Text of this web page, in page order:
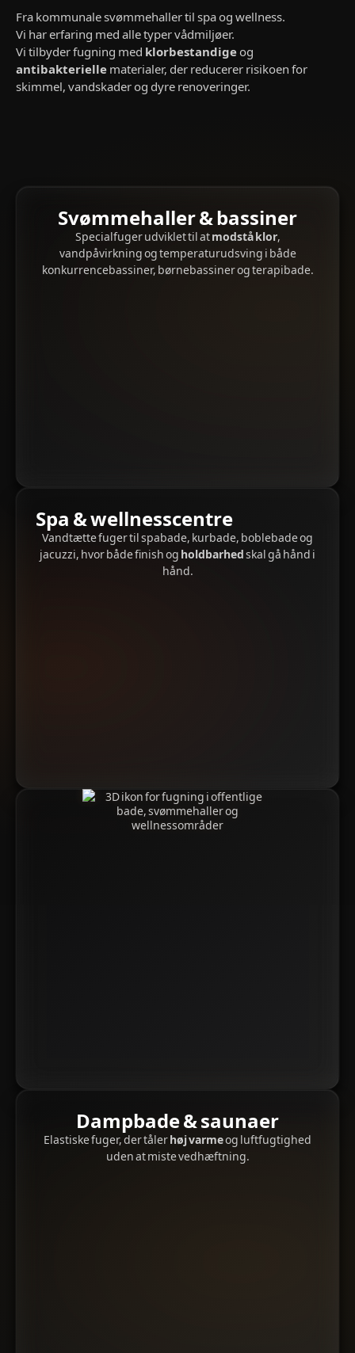
Fra kommunale svømmehaller til spa og wellness.
Vi har erfaring med alle typer vådmiljøer.
Vi tilbyder fugning med klorbestandige og
antibakterielle materialer, der reducerer risikoen for
skimmel, vandskader og dyre renoveringer.
Svømmehaller & bassiner
Specialfuger udviklet til atmodstå klor,
vandpåvirkning og temperaturudsving i både
konkurrencebassiner, børnebassiner og terapibade.
Spa & wellnesscentre
Vandtætte fuger til spabade, kurbade, boblebade og
jacuzzi, hvor både finish og holdbarhedskal gå hånd i
hånd.
Dampbade & saunaer
Elastiske fuger, der tålerhøj varmeog luftfugtighed
uden at miste vedhæftning.